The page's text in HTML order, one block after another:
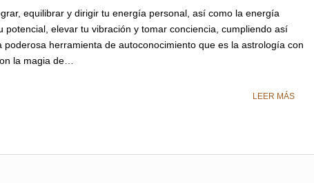
equilibrar y dirigir tu energía personal, así como la energía
potencial, elevar tu vibración y tomar conciencia, cumpliendo así
poderosa herramienta de autoconocimiento que es la astrología con
la magia de…
LEER MÁS